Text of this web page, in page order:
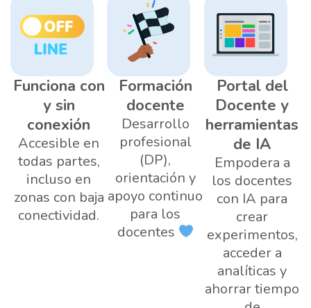
Funciona con
y sin
conexión
Accesible en
todas partes,
incluso en
zonas con baja
conectividad.
Formación
docente
Desarrollo
profesional
(DP),
orientación y
apoyo continuo
para los
docentes
Portal del
Docente y
herramientas
de IA
Empodera a
los docentes
con IA para
crear
experimentos,
acceder a
analíticas y
ahorrar tiempo